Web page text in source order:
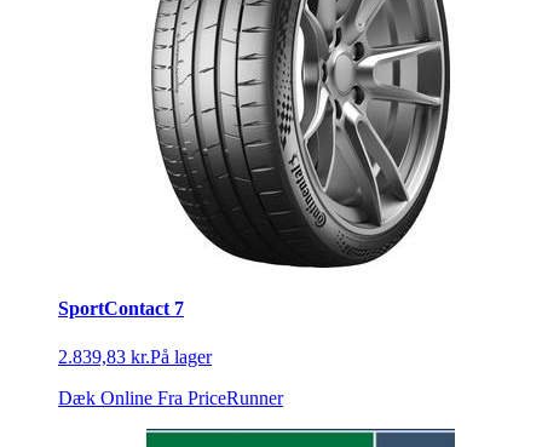
SportContact 7
2.839,83 kr.På lager
Dæk Online Fra PriceRunner